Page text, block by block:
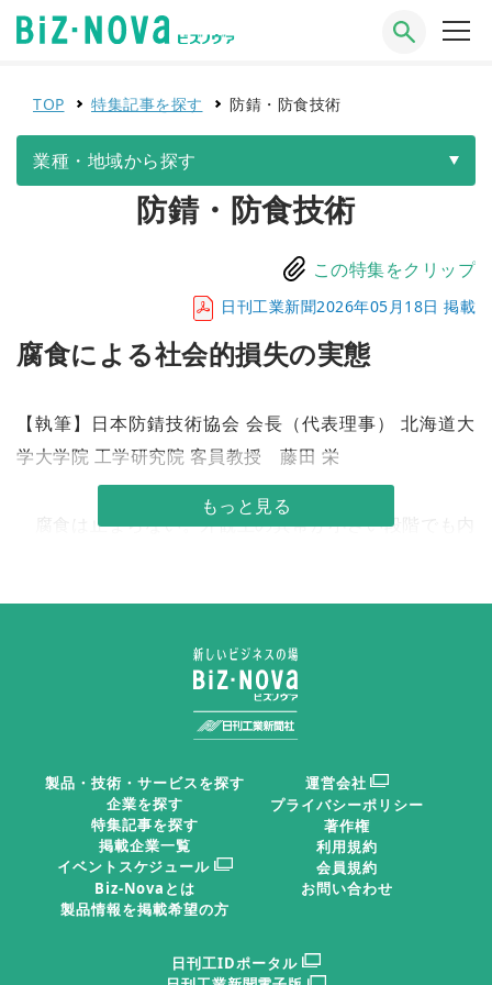
TOP 特集記事を探す 防錆・防食技術
業種・地域から探す
防錆・防食技術
この特集をクリップ
日刊工業新聞2026年05月18日 掲載
腐食による社会的損失の実態
【執筆】日本防錆技術協会 会長（代表理事） 北海道大
学大学院 工学研究院 客員教授 藤田 栄
腐食は止まらない。外観上の異常が小さい段階でも内
実際に、下水道の陥没事故や橋梁（きょうりょう）の
劣化による通行規制などが各地で発生している。これら
の多くに共通する要因が腐食である。しかし、人は自ら
構造物の「錆の病」も、症状が現れるまでその重要性を
認識しないものである。
昨今のインフラ構造物は、例えば自覚症状がなく病状
が進行している患者のように、病院に行っても「手の施
しようがない」と言われる段階まで劣化が進んでいるも
製品・技術・サービスを探す
企業を探す
特集記事を探す
掲載企業一覧
イベントスケジュール
Biz-Novaとは
製品情報を掲載希望の方
運営会社
プライバシーポリシー
著作権
利用規約
会員規約
お問い合わせ
日刊工IDポータル